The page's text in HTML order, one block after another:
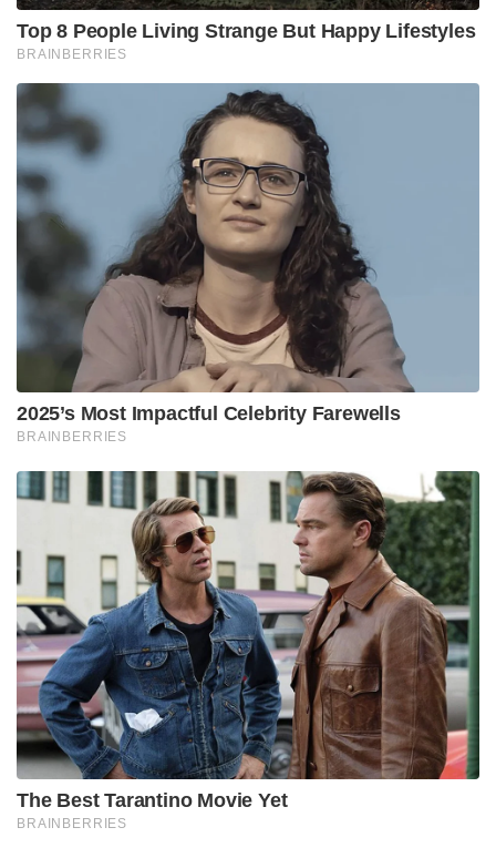
Top 8 People Living Strange But Happy Lifestyles
BRAINBERRIES
2025’s Most Impactful Celebrity Farewells
BRAINBERRIES
The Best Tarantino Movie Yet
BRAINBERRIES